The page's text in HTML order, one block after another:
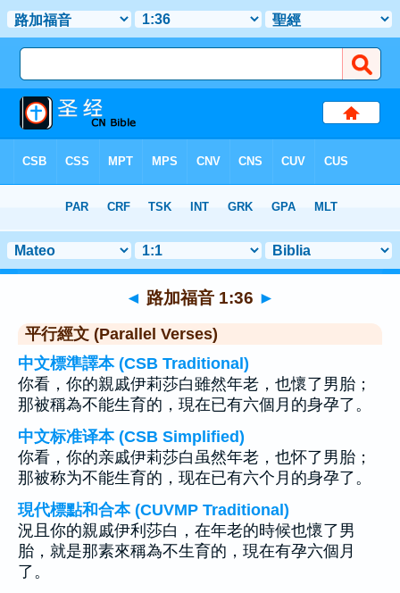
> 聖經金句 36
◄ 路加福音 1:36 ►
平行經文 (Parallel Verses)
中文標準譯本 (CSB Traditional)
你看，你的親戚伊莉莎白雖然年老，也懷了男胎；
那被稱為不能生育的，現在已有六個月的身孕了。
中文标准译本 (CSB Simplified)
你看，你的亲戚伊莉莎白虽然年老，也怀了男胎；
那被称为不能生育的，现在已有六个月的身孕了。
現代標點和合本 (CUVMP Traditional)
況且你的親戚伊利莎白，在年老的時候也懷了男
胎，就是那素來稱為不生育的，現在有孕六個月
了。